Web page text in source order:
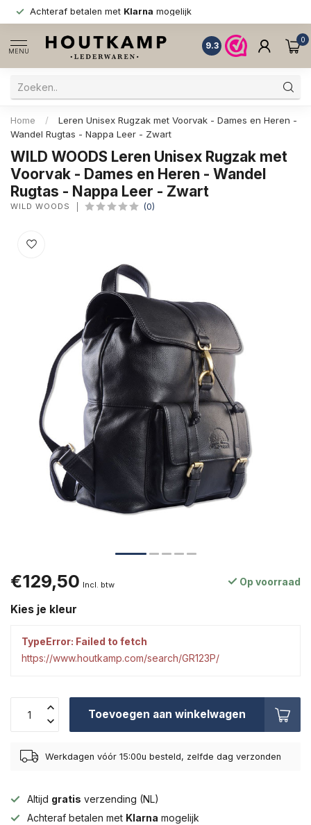
Achteraf betalen met Klarna mogelijk
MENU
9.3
0
Home /
Leren Unisex Rugzak met Voorvak - Dames en Heren -
Wandel Rugtas - Nappa Leer - Zwart
WILD WOODS Leren Unisex Rugzak met
Voorvak - Dames en Heren - Wandel
Rugtas - Nappa Leer - Zwart
WILD WOODS (0)
€129,50 Incl. btw Op voorraad
Kies je kleur
TypeError: Failed to fetch
https://www.houtkamp.com/search/GR123P/
Toevoegen aan winkelwagen
Werkdagen vóór 15:00u besteld, zelfde dag verzonden
Altijd gratis verzending (NL)
Achteraf betalen met Klarna mogelijk